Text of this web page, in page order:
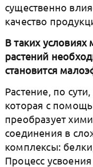
существенно
качество
В таких
растений
становится
Растение, по
которая с
преобразует
соединения в
комплексы:
Процесс